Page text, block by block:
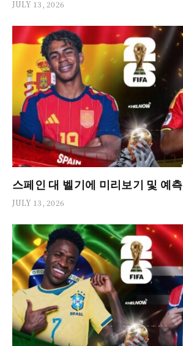
JULY 13, 2026
스페인 대 벨기에 미리보기 및 예측
JULY 13, 2026